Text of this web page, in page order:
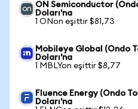
ON Semiconductor
Doları'na
1 ONon eşittir $81,73
Mobileye Global (Ondo
Doları'na
1 MBLYon eşittir $8,77
Fluence Energy (Ondo
Doları'na